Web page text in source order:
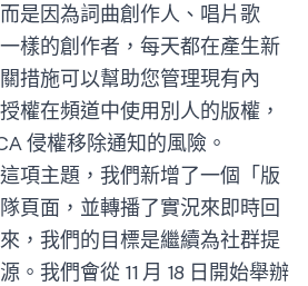
是因為詞曲創作人、唱片歌
樣的創作者，每天都在產生新
措施可以幫助您管理現有內
權在頻道中使用別人的版權，
侵權移除通知的風險。
項主題，我們新增了一個 「版
頁面，並轉播了實況來即時回
，我們的目標是繼續為社群提
。我們會從 11 月 18 日開始舉辦